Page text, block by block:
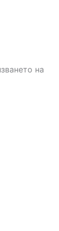
на